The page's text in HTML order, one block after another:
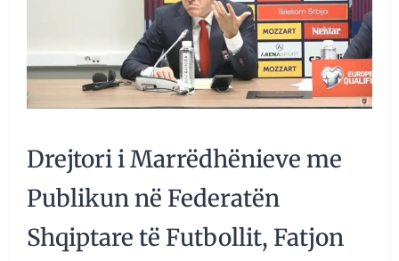
Drejtori i Marrëdhënieve me
Publikun në Federatën
Shqiptare të Futbollit, Fatjon